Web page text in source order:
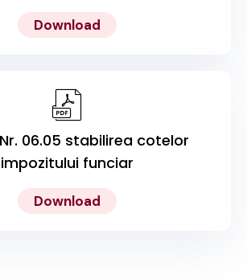
Download
06.05 stabilirea cotelor
impozitului funciar
Download